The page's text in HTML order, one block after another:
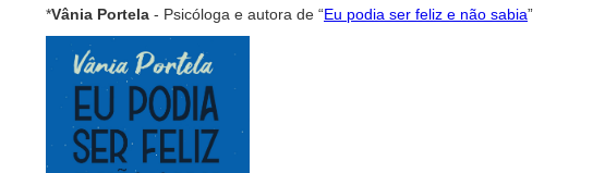
*Vânia Portela - Psicóloga e autora de “Eu podia ser feliz e não sabia”